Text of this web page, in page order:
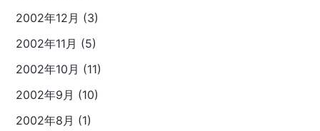
2002年12月 (3)
2002年11月 (5)
2002年10月 (11)
2002年9月 (10)
2002年8月 (1)